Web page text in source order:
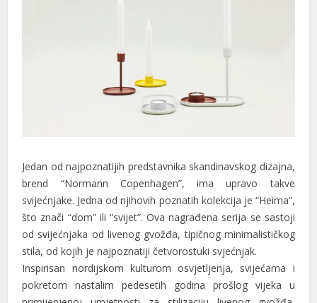
Jedan od najpoznatijih predstavnika skandinavskog dizajna,
brend “Normann Copenhagen”, ima upravo takve
svijećnjake. Jedna od njihovih poznatih kolekcija je “Heima”,
što znači “dom” ili “svijet”. Ova nagrađena serija se sastoji
od svijećnjaka od livenog gvožđa, tipičnog minimalističkog
stila, od kojih je najpoznatiji četvorostuki svjećnjak.
Inspirisan nordijskom kulturom osvjetljenja, svijećama i
pokretom nastalim pedesetih godina prošlog vijeka u